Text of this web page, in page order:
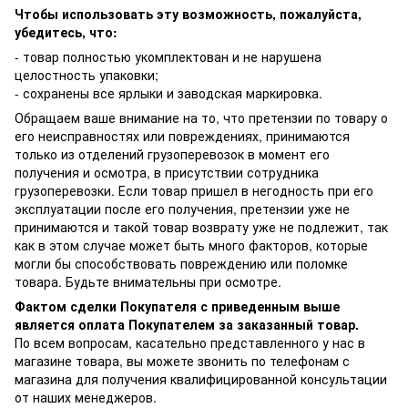
Чтобы использовать эту возможность, пожалуйста,
убедитесь, что:
- товар полностью укомплектован и не нарушена
целостность упаковки;
- сохранены все ярлыки и заводская маркировка.
Обращаем ваше внимание на то, что претензии по товару о
его неисправностях или повреждениях, принимаются
только из отделений грузоперевозок в момент его
получения и осмотра, в присутствии сотрудника
грузоперевозки. Если товар пришел в негодность при его
эксплуатации после его получения, претензии уже не
принимаются и такой товар возврату уже не подлежит, так
как в этом случае может быть много факторов, которые
могли бы способствовать повреждению или поломке
товара. Будьте внимательны при осмотре.
Фактом сделки Покупателя с приведенным выше
является оплата Покупателем за заказанный товар.
По всем вопросам, касательно представленного у нас в
магазине товара, вы можете звонить по телефонам с
магазина для получения квалифицированной консультации
от наших менеджеров.